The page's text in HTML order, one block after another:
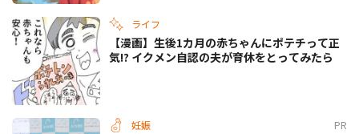
ライフ
【漫画】生後1カ月の赤ちゃんにポテチって正
気!? イクメン自認の夫が育休をとってみたら
妊娠 PR